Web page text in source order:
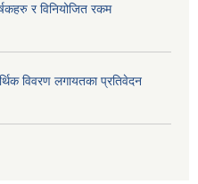
र विनियोजित रकम
विवरण लगायतका प्रतिवेदन